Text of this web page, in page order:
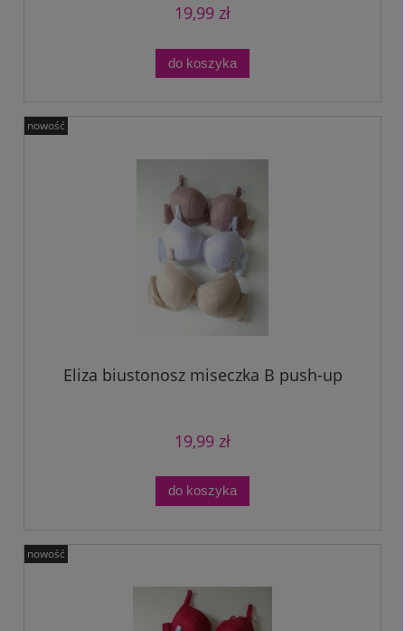
19,99 zł
do koszyka
Eliza biustonosz miseczka B push-up
19,99 zł
do koszyka
nowość
nowość